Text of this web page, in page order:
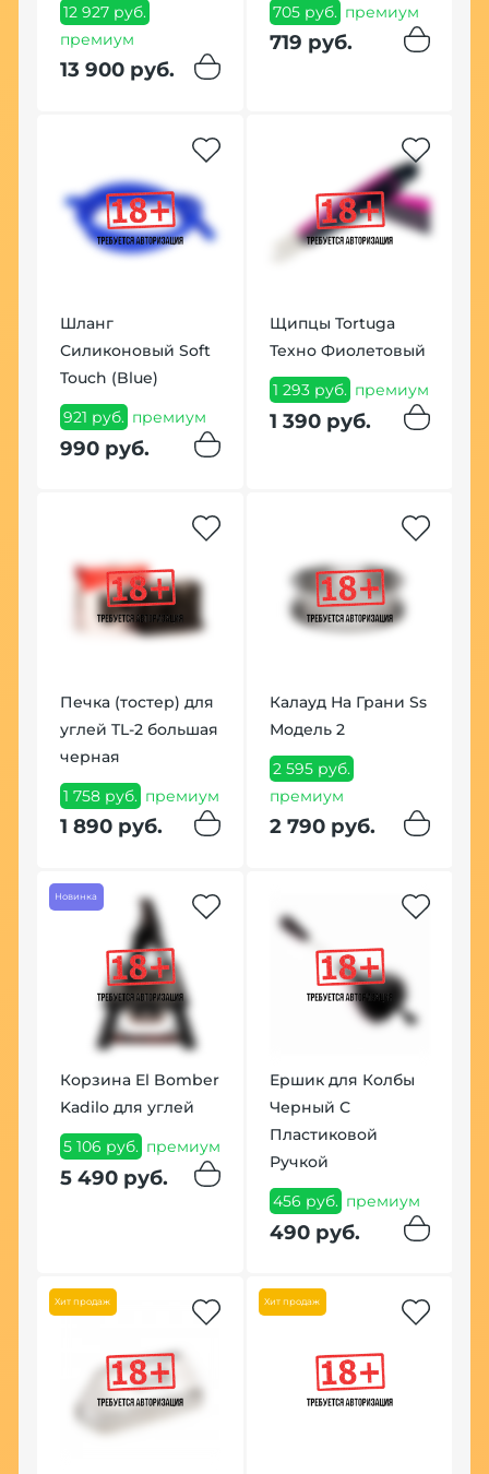
12 927 руб.
премиум
13 900 руб.
705 руб. премиум
719 руб.
Шланг
Силиконовый Soft
Touch (Blue)
921 руб. премиум
990 руб.
Щипцы Tortuga
Техно Фиолетовый
1 293 руб. премиум
1 390 руб.
Печка (тостер) для
углей TL-2 большая
черная
1 758 руб. премиум
1 890 руб.
Калауд На Грани Ss
Модель 2
2 595 руб.
премиум
2 790 руб.
Новинка
Корзина El Bomber
Kadilo для углей
5 106 руб. премиум
5 490 руб.
Ершик для Колбы
Черный С
Пластиковой
Ручкой
456 руб. премиум
490 руб.
Хит продаж Хит продаж